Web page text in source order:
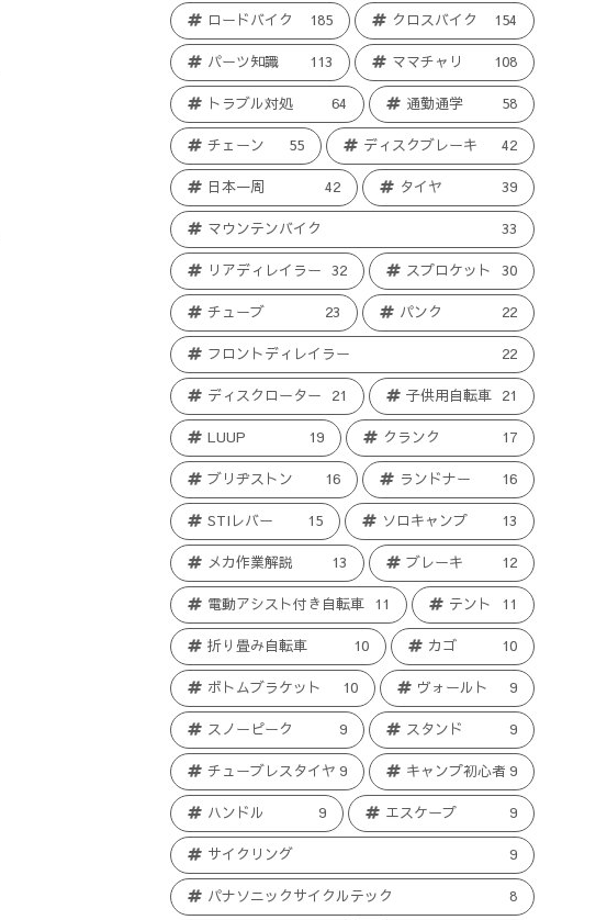
ロードバイク 185 クロスバイク 154
パーツ知識 113 ママチャリ 108
トラブル対処 64 通勤通学 58
チェーン 55 ディスクブレーキ 42
日本一周 42 タイヤ 39
マウンテンバイク 33
リアディレイラー 32 スプロケット 30
チューブ 23 パンク 22
フロントディレイラー 22
ディスクローター 21 子供用自転車 21
LUUP 19 クランク 17
ブリヂストン 16 ランドナー 16
STIレバー 15 ソロキャンプ 13
メカ作業解説 13 ブレーキ 12
電動アシスト付き自転車 11 テント 11
折り畳み自転車 10 カゴ 10
ボトムブラケット 10 ヴォールト 9
スノーピーク 9 スタンド 9
チューブレスタイヤ 9 キャンプ初心者 9
ハンドル 9 エスケープ 9
サイクリング 9
パナソニックサイクルテック 8